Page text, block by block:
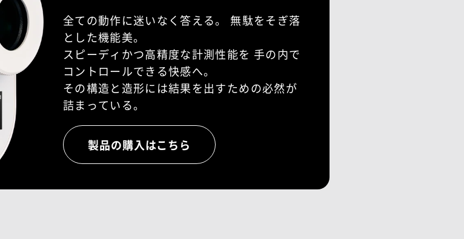
全ての動作に迷いなく答える。
無駄をそぎ落
とした機能美。
スピーディかつ高精度な計測性能を 手の内で
コントロールできる快感へ。
その構造と造形には結果を出すための必然が
詰まっている。
製品の購入はこちら